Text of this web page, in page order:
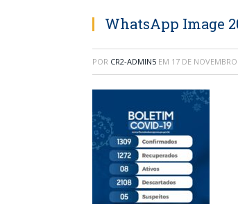
WhatsApp Image
POR CR2-ADMIN5 EM 17 DE